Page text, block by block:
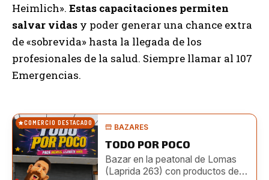
Heimlich». Estas capacitaciones permiten
salvar vidas y poder generar una chance extra
de «sobrevida» hasta la llegada de los
profesionales de la salud. Siempre llamar al 107
Emergencias.
COMERCIO DESTACADO BAZARES
TODO POR POCO
Bazar en la peatonal de Lomas
(Laprida 263) con productos de